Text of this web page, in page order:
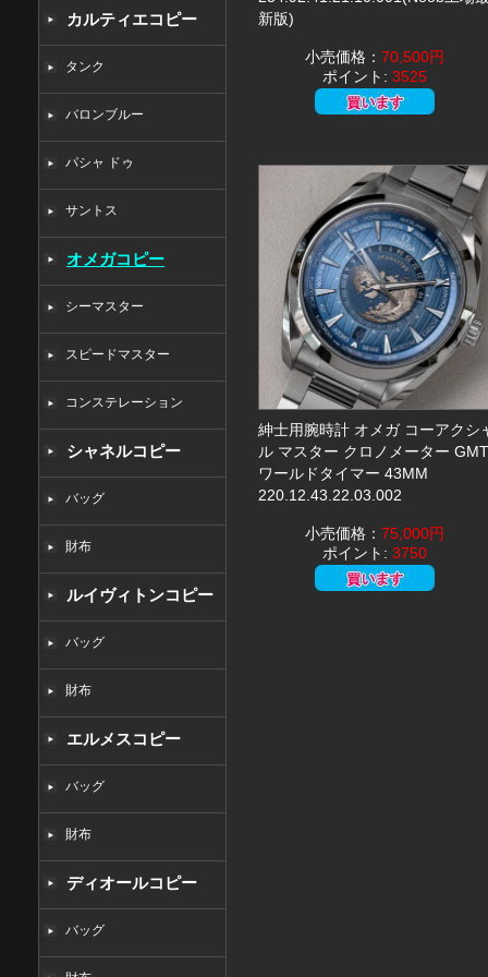
カルティエコピー
タンク
バロンブルー
パシャ ドゥ
サントス
オメガコピー
シーマスター
スピードマスター
コンステレーション
シャネルコピー
バッグ
財布
ルイヴィトンコピー
バッグ
財布
エルメスコピー
バッグ
財布
ディオールコピー
バッグ
新版)
小売価格： 70,500円
ポイント: 3525
紳士用腕時計 オメガ コーアクシ
ル マスター クロノメーター GMT
ワールドタイマー 43MM
220.12.43.22.03.002
小売価格： 75,000円
ポイント: 3750